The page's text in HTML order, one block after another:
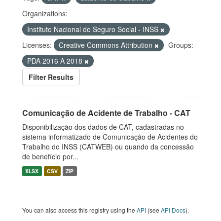
Organizations:
Instituto Nacional do Seguro Social - INSS
Licenses:
Creative Commons Attribution
Groups:
PDA 2016 A 2018
Filter Results
Comunicação de Acidente de Trabalho - CAT
Disponibilização dos dados de CAT, cadastradas no
sistema informatizado de Comunicação de Acidentes do
Trabalho do INSS (CATWEB) ou quando da concessão
de benefício por...
XLSX CSV ZIP
You can also access this registry using the API (see API Docs).